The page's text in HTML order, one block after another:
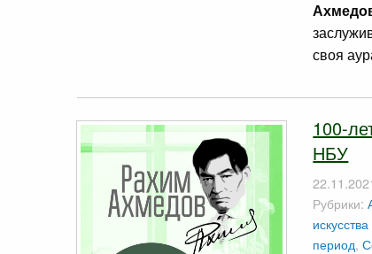
своя
100-
НБУ
Рубрики:
период,